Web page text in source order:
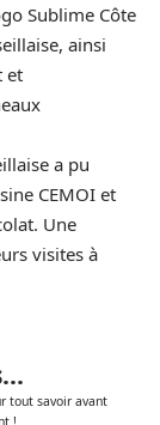
Sublime Côte
ainsi
et
a pu
CEMOI et
Une
visites à
tout savoir avant
!